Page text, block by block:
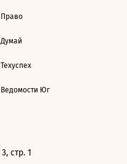
Право
Думай
Техуспех
Ведомости Юг
стр. 1